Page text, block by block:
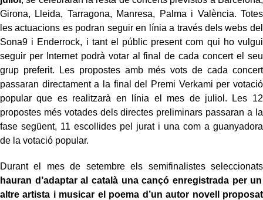
Girona, Lleida, Tarragona, Manresa, Palma i València. Totes
les actuacions es podran seguir en línia a través dels webs del
Sona9 i Enderrock, i tant el públic present com qui ho vulgui
seguir per Internet podrà votar al final de cada concert el seu
grup preferit. Les propostes amb més vots de cada concert
passaran directament a la final del Premi Verkami per votació
popular que es realitzarà en línia el mes de juliol. Les 12
propostes més votades dels directes preliminars passaran a la
fase següent, 11 escollides pel jurat i una com a guanyadora
de la votació popular.
Durant el mes de setembre els semifinalistes seleccionats
hauran d’adaptar al català una cançó enregistrada per un
altre artista i musicar el poema d’un autor novell proposat